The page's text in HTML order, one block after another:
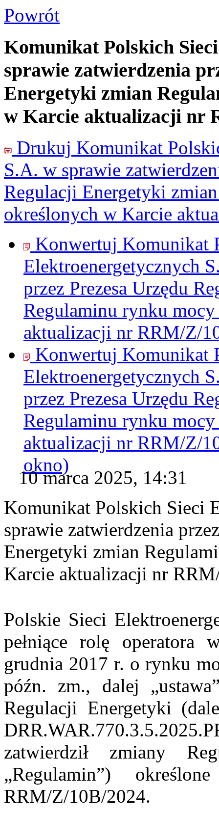
Powrót
Komunikat Polskich
sprawie zatwierdzenia
Energetyki zmian
w Karcie aktualizacji nr
Drukuj Komunikat
S.A. w sprawie
Regulacji Energetyki
określonych w Karcie
Konwertuj Komunikat
Elektroenergetycznych
przez Prezesa Urzędu
Regulaminu rynku
aktualizacji nr RRM/Z/
Konwertuj Komunikat
Elektroenergetycznych
przez Prezesa Urzędu
Regulaminu rynku
aktualizacji nr RRM/Z/
okno)
10 marca 2025, 14:31
Komunikat Polskich Sieci
sprawie zatwierdzenia
Energetyki zmian
Karcie aktualizacji nr
Polskie Sieci
pełniące rolę
grudnia 2017 r. o rynku
późn. zm., dalej
Regulacji Energetyki
zatwierdził zmiany
„Regulamin”)
RRM/Z/10B/2024.